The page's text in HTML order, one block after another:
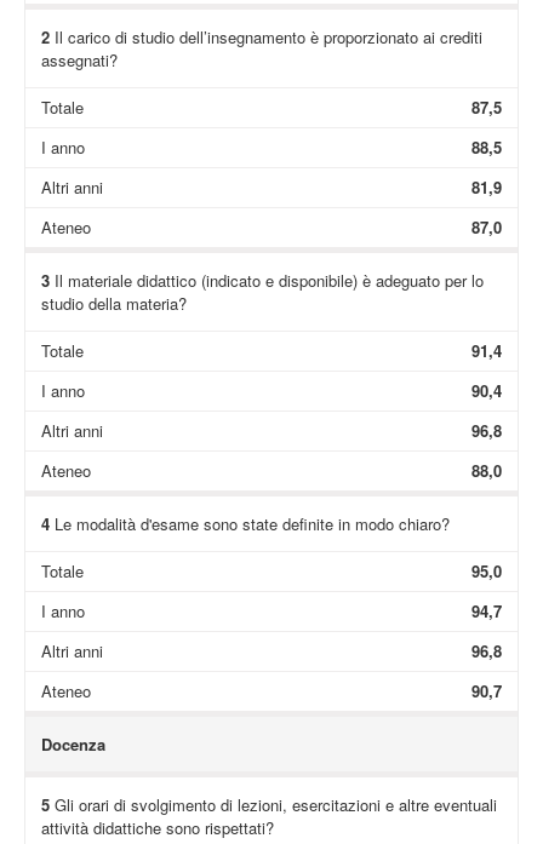
2Il carico di studio dell’insegnamento è proporzionato ai crediti
assegnati?
Totale
87,5
I anno
88,5
Altri anni
81,9
Ateneo
87,0
3Il materiale didattico (indicato e disponibile) è adeguato per lo
studio della materia?
Totale
91,4
I anno
90,4
Altri anni
96,8
Ateneo
88,0
4Le modalità d'esame sono state definite in modo chiaro?
Totale
95,0
I anno
94,7
Altri anni
96,8
Ateneo
90,7
Docenza
5Gli orari di svolgimento di lezioni, esercitazioni e altre eventuali
attività didattiche sono rispettati?